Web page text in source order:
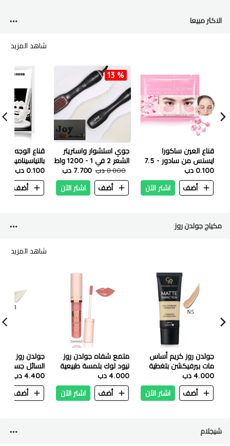
الاكثر مبيعا
شاهد المزيد
قناع العين ساكورا
ايسنس من سادور - 7.5
جم
0.100 دب
أضف
اشتر الآن
13 %
جوي استشوار واستريتر
الشعر 2 في 1 - 1200 واط
8.800 دب
7.700 دب
أضف
اشتر الآن
قناع الوجه
بالنياسيناميد
25 مل
0.100 دب
أضف
مكياج جولدن روز
شاهد المزيد
جولدن روز كريم أساس
مات بيرفيكشن بتغطية
كاملة - 35 مل - رقم 5
4.000 دب
أضف
اشتر الآن
ملمع شفاه جولدن روز
نيود لوك بلمسة طبيعية
كورال نيود
4.000 دب
أضف
اشتر الآن
جولدن روز
مل - رقم 01
4.400 دب
أضف
شيجلام